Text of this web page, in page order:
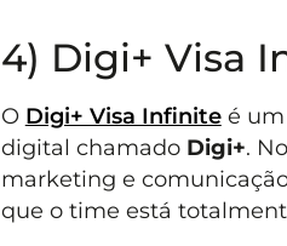
4) Digi+ Visa
O Digi+ Visa Infiniteé um
digital chamado Digi+.
marketing e
que o time está